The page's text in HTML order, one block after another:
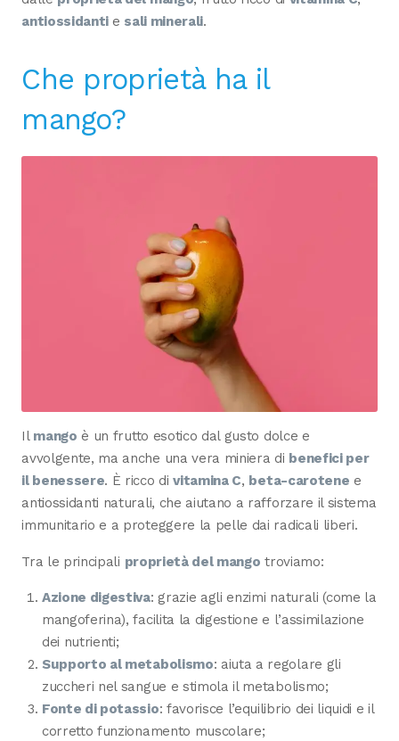
antiossidanti e sali minerali.
Che proprietà ha il
mango?
Il mango è un frutto esotico dal gusto dolce e
avvolgente, ma anche una vera miniera di benefici per
il benessere. È ricco divitamina C, beta-carotene e
antiossidanti naturali, che aiutano a rafforzare il sistema
immunitario e a proteggere la pelle dai radicali liberi.
Tra le principali proprietà del mango troviamo:
Azione digestiva: grazie agli enzimi naturali (come la
mangoferina), facilita la digestione e l’assimilazione
dei nutrienti;
Supporto al metabolismo: aiuta a regolare gli
zuccheri nel sangue e stimola il metabolismo;
Fonte di potassio: favorisce l’equilibrio dei liquidi e il
corretto funzionamento muscolare;